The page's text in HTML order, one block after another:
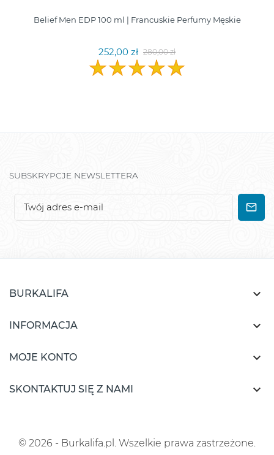
Belief Men EDP 100 ml | Francuskie Perfumy Męskie
252,00 zł 280,00 zł
SUBSKRYPCJE NEWSLETTERA
BURKALIFA 
INFORMACJA 
MOJE KONTO 
SKONTAKTUJ SIĘ Z NAMI 
© 2026 - Burkalifa.pl. Wszelkie prawa zastrzeżone.